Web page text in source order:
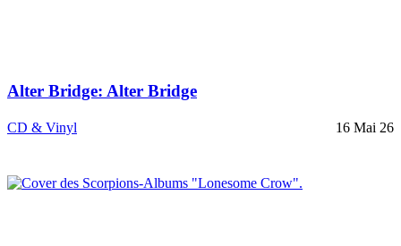
Alter Bridge: Alter Bridge
CD & Vinyl 16 Mai 26